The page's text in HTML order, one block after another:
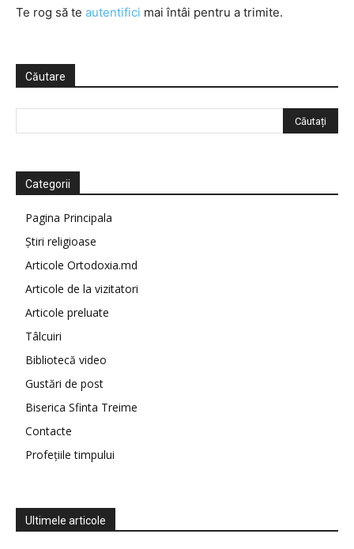
Te rog să te autentifici mai întâi pentru a trimite.
Căutare
Categorii
Pagina Principala
Știri religioase
Articole Ortodoxia.md
Articole de la vizitatori
Articole preluate
Tâlcuiri
Bibliotecă video
Gustări de post
Biserica Sfinta Treime
Contacte
Profețiile timpului
Ultimele articole